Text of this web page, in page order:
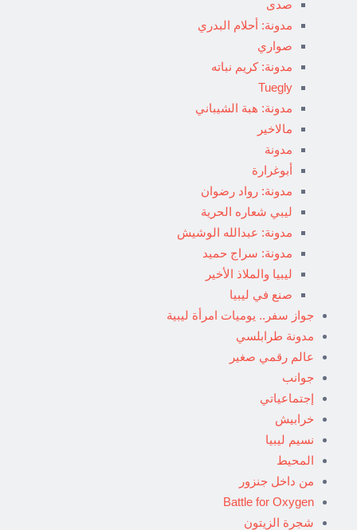
صدى
مدونة: أحلام البدري
صواري
مدونة: كريم نباته
Tuegly
مدونة: هبة الشيباني
مالاخير
مدونة
أبوغرارة
مدونة: رواد رضوان
ليبي شعاره الحرية
مدونة: عبدالله الوشيش
مدونة: سراج حميد
ليبيا والملاذ الأخير
صنع في ليبيا
جواز سفر.. يوميات امرأة ليبية
مدونة طرابلسي
عالم رقمي صغير
جوانب
إجتماعياتي
خرابيش
نسيم ليبيا
المحيط
من داخل جنزور
Battle for Oxygen
شجرة الزيتون